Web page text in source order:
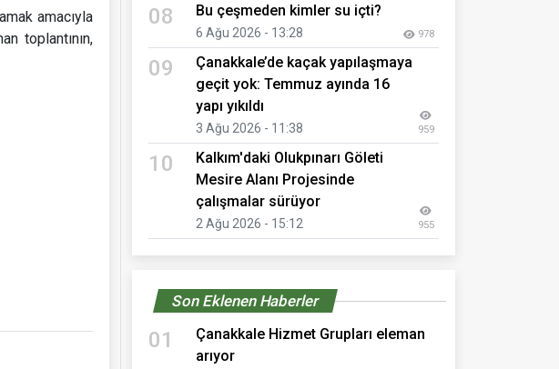
amacıyla
toplantının,
08 Bu çeşmeden kimler su içti?
6 Ağu 2026 - 13:28 978
09
Çanakkale’de kaçak yapılaşmaya
geçit yok: Temmuz ayında 16
yapı yıkıldı
3 Ağu 2026 - 11:38 959
10
Kalkım'daki Olukpınarı Göleti
Mesire Alanı Projesinde
çalışmalar sürüyor
2 Ağu 2026 - 15:12 955
Son Eklenen Haberler
01
Çanakkale Hizmet Grupları eleman
arıyor